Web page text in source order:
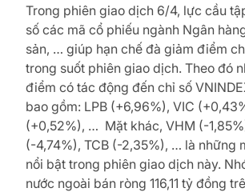
Trong phiên giao dịch 6/4, lực cầu
số các mã cổ phiếu ngành Ngân
sản, … giúp hạn chế đà giảm điểm
trong suốt phiên giao dịch. Theo đó
điểm có tác động đến chỉ số
bao gồm: LPB (+6,96%), VIC
(+0,52%), … Mặt khác, VHM (-
(-4,74%), TCB (-2,35%), … là những
nổi bật trong phiên giao dịch này.
nước ngoài bán ròng 116,11 tỷ đồng